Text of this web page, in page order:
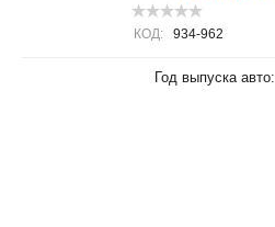
КОД: 934-962
Год выпуска авто: